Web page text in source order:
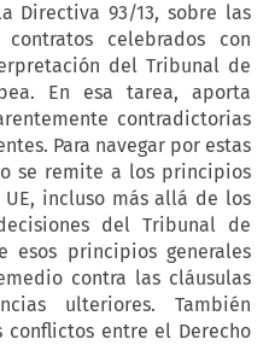
Directiva 93/13, sobre las
celebrados con
del Tribunal de
En esa tarea, aporta
contradictorias
Para navegar por estas
se remite a los principios
incluso más allá de los
del Tribunal de
esos principios generales
contra las cláusulas
ulteriores. También
entre el Derecho